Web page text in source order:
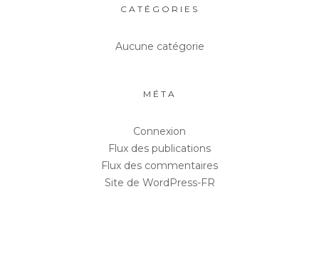
CATÉGORIES
Aucune catégorie
MÉTA
Connexion
Flux des publications
Flux des commentaires
Site de WordPress-FR